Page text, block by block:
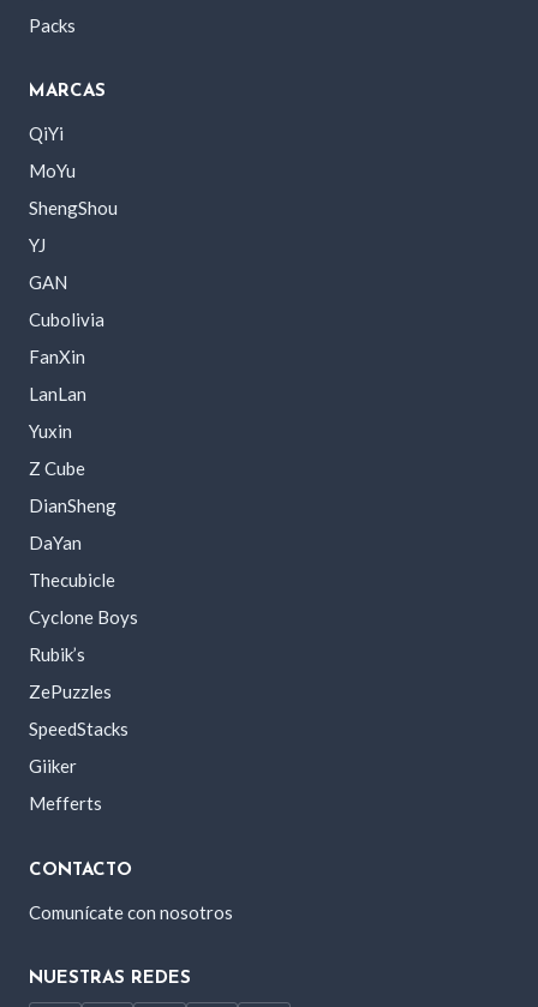
Packs
MARCAS
QiYi
MoYu
ShengShou
YJ
GAN
Cubolivia
FanXin
LanLan
Yuxin
Z Cube
DianSheng
DaYan
Thecubicle
Cyclone Boys
Rubik’s
ZePuzzles
SpeedStacks
Giiker
Mefferts
CONTACTO
Comunícate con nosotros
NUESTRAS REDES